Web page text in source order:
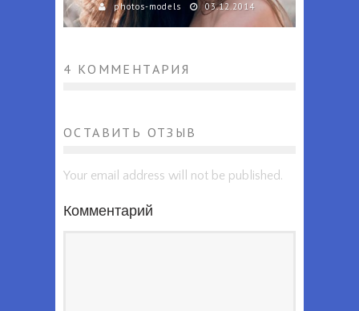
photos-models 03.12.2014
4 КОММЕНТАРИЯ
ОСТАВИТЬ ОТЗЫВ
Your email address will not be published.
Комментарий